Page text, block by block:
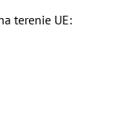
terenie UE: